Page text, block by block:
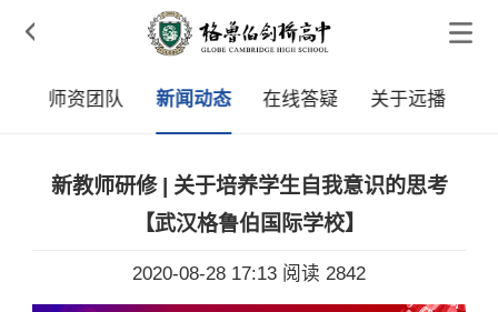

师资团队 新闻动态 在线答疑 关于远播
新教师研修 | 关于培养学生自我意识的思考
【武汉格鲁伯国际学校】
2020-08-28 17:13 阅读 2842